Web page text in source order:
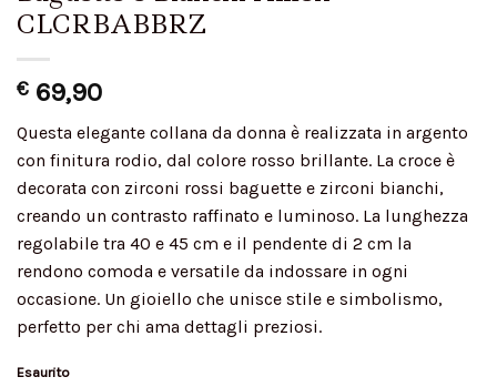
CLCRBABBRZ
€ 69,90
Questa elegante collana da donna è realizzata in argento
con finitura rodio, dal colore rosso brillante. La croce è
decorata con zirconi rossi baguette e zirconi bianchi,
creando un contrasto raffinato e luminoso. La lunghezza
regolabile tra 40 e 45 cm e il pendente di 2 cm la
rendono comoda e versatile da indossare in ogni
occasione. Un gioiello che unisce stile e simbolismo,
perfetto per chi ama dettagli preziosi.
Esaurito